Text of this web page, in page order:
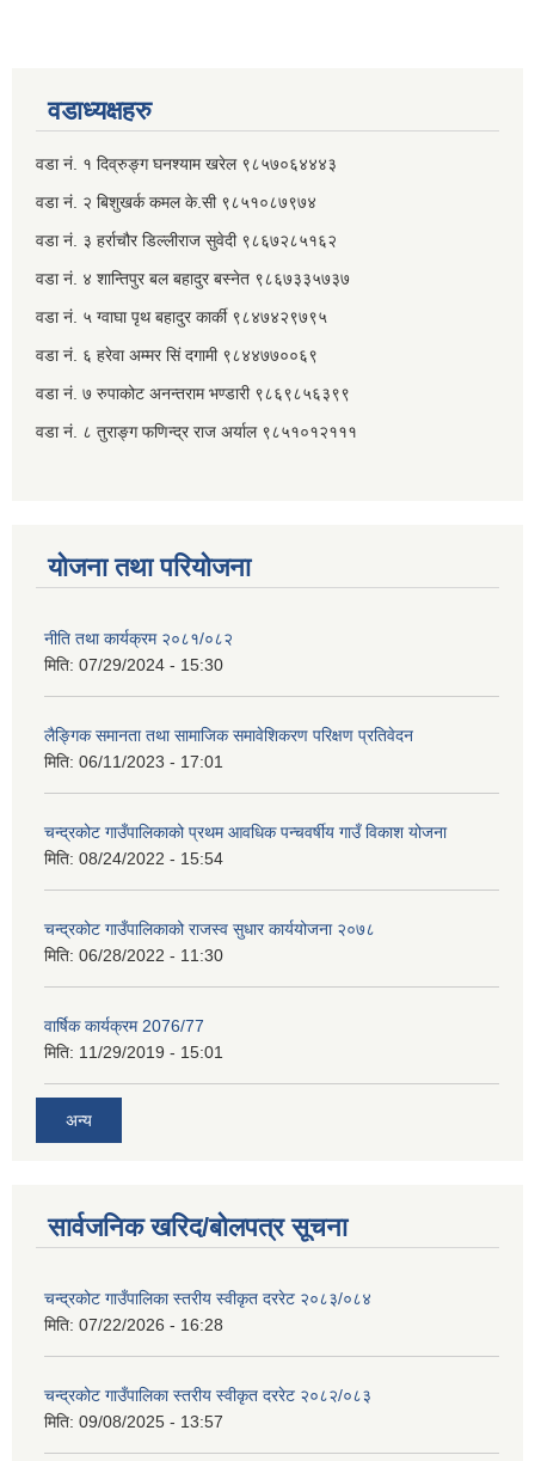
वडाध्यक्षहरु
वडा नं. १ दिव्रुङ्ग घनश्याम खरेल ९८५७०६४४४३
वडा नं. २ ‌‍बिशुखर्क कमल के.सी ९८५१०८७९७४
वडा नं. ३ हर्राचौर डिल्लीराज सुवेदी ९८६७२८५१६२
वडा नं. ४ शान्तिपुर बल बहादुर बस्नेत​ ९८६७३३५७३७
वडा नं. ५ ग्वाघा पृथ बहादुर कार्की ९८४७४२९७९५
वडा नं. ६ हरेवा अम्मर सिं दगामी​ ९८४४७७००६९
वडा नं. ७ ‌‍रुपाकोट अनन्तराम भण्डारी ९८६९८५६३९९
वडा नं. ८ तुराङ्ग फणिन्द्र राज अर्याल ९८५१०१२१११
योजना तथा परियोजना
नीति तथा कार्यक्रम २०८१/०८२
मिति: 07/29/2024 - 15:30
लैङ्गिक समानता तथा सामाजिक समावेशिकरण परिक्षण प्रतिवेदन
मिति: 06/11/2023 - 17:01
चन्द्रकोट गाउँपालिकाको प्रथम आवधिक पन्चवर्षीय गाउँ विकाश योजना
मिति: 08/24/2022 - 15:54
चन्द्रकोट गाउँपालिकाको राजस्व सुधार कार्ययोजना २०७८
मिति: 06/28/2022 - 11:30
वार्षिक कार्यक्रम 2076/77
मिति: 11/29/2019 - 15:01
अन्य
सार्वजनिक खरिद/बोलपत्र सूचना
चन्द्रकोट गाउँपालिका स्तरीय स्वीकृत दररेट २०८३/०८४
मिति: 07/22/2026 - 16:28
चन्द्रकोट गाउँपालिका स्तरीय स्वीकृत दररेट २०८२/०८३
मिति: 09/08/2025 - 13:57